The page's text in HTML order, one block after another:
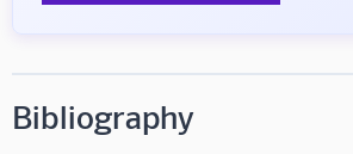
Bibliography